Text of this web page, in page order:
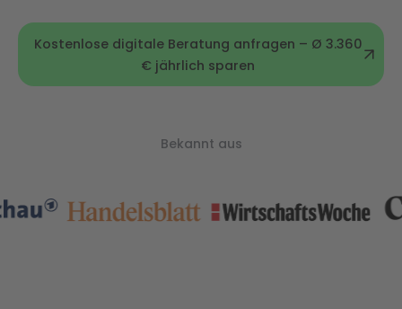
Kostenlose digitale Beratung anfragen – Ø 3.360
€ jährlich sparen
Bekannt aus